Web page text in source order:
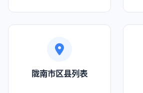
陇南市区县列表